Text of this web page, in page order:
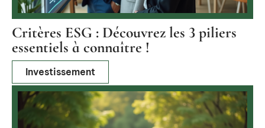
Critères ESG : Découvrez les 3 piliers
essentiels à connaître !
Investissement